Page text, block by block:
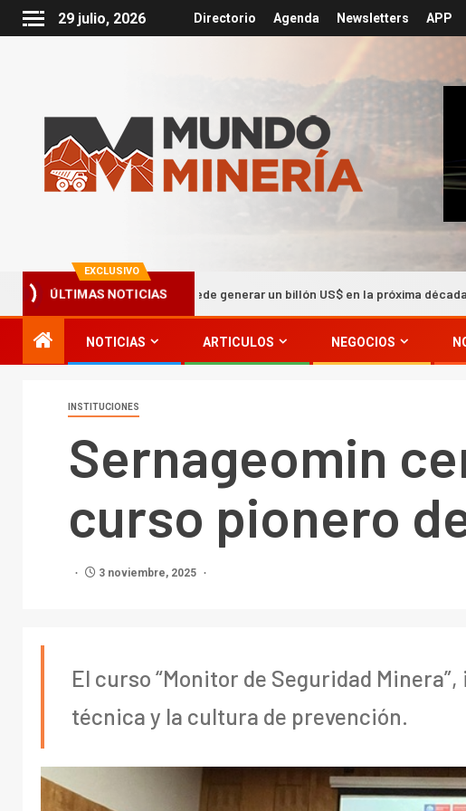
29 julio, 2026 Directorio Agenda Newsletters APP
EXCLUSIVO
ÚLTIMAS NOTICIAS
La Minería puede generar un billón US$ en la próxima década
NOTICIAS ARTICULOS NEGOCIOS
INSTITUCIONES
Sernageomin
curso pionero
3 noviembre, 2025
El curso “Monitor de Seguridad
técnica y la cultura de prevención.